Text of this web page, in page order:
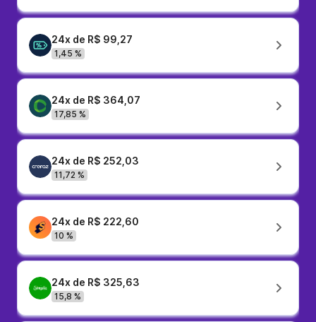
24x de R$ 99,27
1,45 %
24x de R$ 364,07
17,85 %
24x de R$ 252,03
11,72 %
24x de R$ 222,60
10 %
24x de R$ 325,63
15,8 %